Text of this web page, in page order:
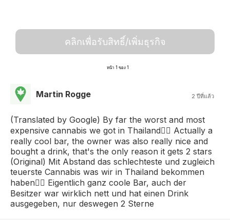
คลิกเพื่อรับสิทธิ์/เพิ่มธุรกิจ
หน้า 1 ของ 1
Martin Rogge 2 ปีที่แล้ว
(Translated by Google) By far the worst and most
expensive cannabis we got in Thailand👎🏼 Actually a
really cool bar, the owner was also really nice and
bought a drink, that's the only reason it gets 2 stars
(Original) Mit Abstand das schlechteste und zugleich
teuerste Cannabis was wir in Thailand bekommen
haben👎🏼 Eigentlich ganz coole Bar, auch der
Besitzer war wirklich nett und hat einen Drink
ausgegeben, nur deswegen 2 Sterne